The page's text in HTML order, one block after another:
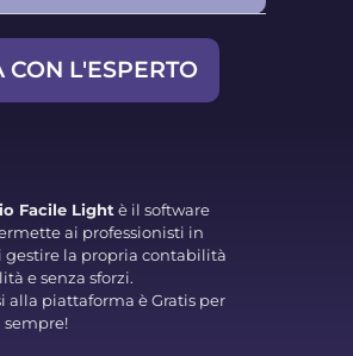
CON L'ESPERTO
Facile Light è il software
ai professionisti in
gestire la propria contabilità
e senza sforzi.
alla piattaforma è Gratis per
sempre!